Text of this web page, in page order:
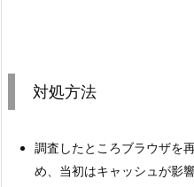
対処方法
調査したところブラウザを
め、当初はキャッシュが影